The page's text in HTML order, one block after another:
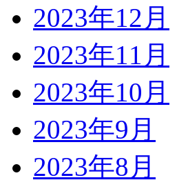
2023年12月
2023年11月
2023年10月
2023年9月
2023年8月